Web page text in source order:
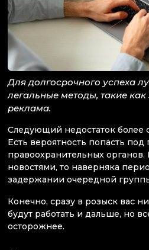
Для долгосрочного успеха
легальные методы, такие как
реклама.
Следующий недостаток более
Есть вероятность попасть под
правоохранительных органов.
новостями, то наверняка
задержании очередной
Конечно, сразу в розыск вас
будут работать и дальше, но
осторожнее.